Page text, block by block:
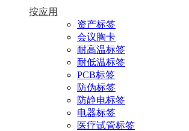
按应用
资产标签
会议胸卡
耐高温标签
耐低温标签
PCB标签
防伪标签
防静电标签
电器标签
医疗试管标签